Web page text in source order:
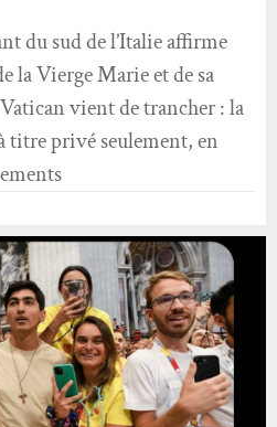
du sud de l’Italie affirme
la Vierge Marie et de sa
vient de trancher : la
titre privé seulement, en